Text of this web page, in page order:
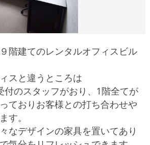
階建てのレンタルオフィスビル
スと違うところは
のスタッフがおり、1階全てが
ておりお客様との打ち合わせや
す。
なデザインの家具を置いてあり